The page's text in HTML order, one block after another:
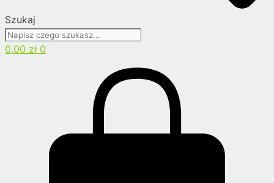
Szukaj
0,00 zł 0